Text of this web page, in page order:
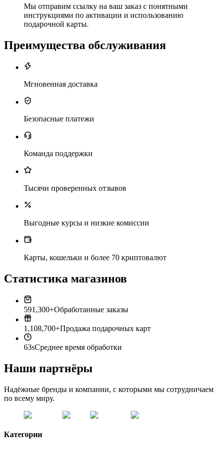
Мы отправим ссылку на ваш заказ с понятными
инструкциями по активации и использованию
подарочной карты.
Преимущества обслуживания
Мгновенная доставка
Безопасные платежи
Команда поддержки
Тысячи проверенных отзывов
Выгодные курсы и низкие комиссии
Карты, кошельки и более 70 криптовалют
Статистика магазинов
591,300+Обработанные заказы
1,108,700+Продажа подарочных карт
63sСреднее время обработки
Наши партнёры
Надёжные бренды и компании, с которыми мы сотрудничаем
по всему миру.
Категории